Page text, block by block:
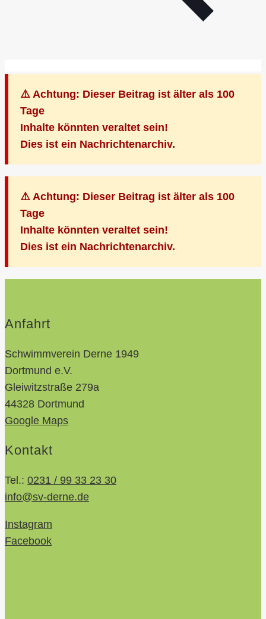
⚠️ Achtung: Dieser Beitrag ist älter als 100
Tage
Inhalte könnten veraltet sein!
Dies ist ein Nachrichtenarchiv.
⚠️ Achtung: Dieser Beitrag ist älter als 100
Tage
Inhalte könnten veraltet sein!
Dies ist ein Nachrichtenarchiv.
Anfahrt
Schwimmverein Derne 1949
Dortmund e.V.
Gleiwitzstraße 279a
44328 Dortmund
Google Maps
Kontakt
Tel.: 0231 / 99 33 23 30
info@sv-derne.de
Instagram
Facebook